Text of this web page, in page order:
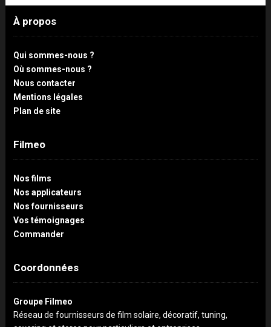
À propos
Qui sommes-nous ?
Où sommes-nous ?
Nous contacter
Mentions légales
Plan de site
Filmeo
Nos films
Nos applicateurs
Nos fournisseurs
Vos témoignages
Commander
Coordonnées
Groupe Filmeo
Réseau de fournisseurs de film solaire, décoratif, tuning,